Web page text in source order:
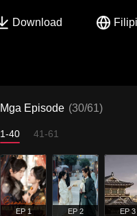
Download
Mga Episode (30/61)
1-40 41-61
EP 1 EP 2 EP 3